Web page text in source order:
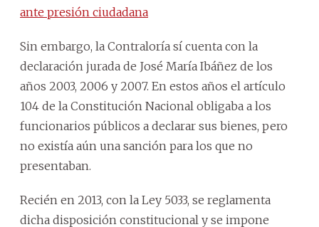
ante presión ciudadana
Sin embargo, la Contraloría sí cuenta con la
declaración jurada de José María Ibáñez de los
años 2003, 2006 y 2007. En estos años el artículo
104 de la Constitución Nacional obligaba a los
funcionarios públicos a declarar sus bienes, pero
no existía aún una sanción para los que no
presentaban.
Recién en 2013, con la Ley 5033, se reglamenta
dicha disposición constitucional y se impone